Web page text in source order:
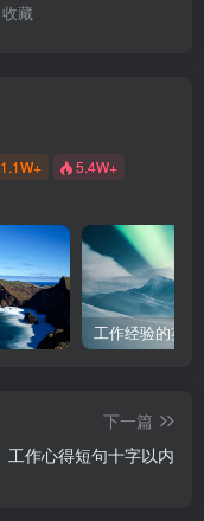
收藏
1.1W+ 5.4W+
工作经验的英
下一篇
工作心得短句十字以内